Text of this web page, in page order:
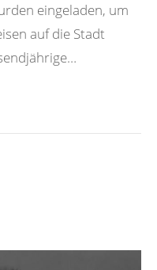
eingeladen, um
auf die Stadt